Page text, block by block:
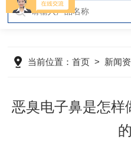
当前位置：首页 > 新闻
恶臭电子鼻是怎样